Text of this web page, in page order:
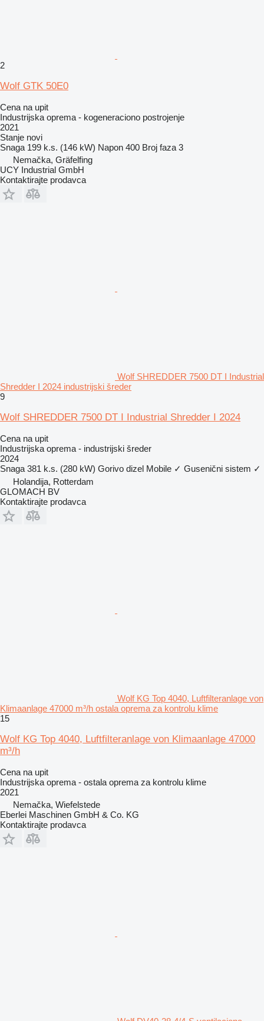
2
Wolf GTK 50E0
Cena na upit
Industrijska oprema - kogeneraciono postrojenje
2021
Stanje novi
Snaga 199 k.s. (146 kW) Napon 400 Broj faza 3
Nemačka, Gräfelfing
UCY Industrial GmbH
Kontaktirajte prodavca
Wolf SHREDDER 7500 DT I Industrial
Shredder I 2024 industrijski šreder
9
Wolf SHREDDER 7500 DT I Industrial Shredder I 2024
Cena na upit
Industrijska oprema - industrijski šreder
2024
Snaga 381 k.s. (280 kW) Gorivo dizel Mobile ✓ Gusenični sistem ✓
Holandija, Rotterdam
GLOMACH BV
Kontaktirajte prodavca
Wolf KG Top 4040, Luftfilteranlage von
Klimaanlage 47000 m³/h ostala oprema za kontrolu klime
15
Wolf KG Top 4040, Luftfilteranlage von Klimaanlage 47000
m³/h
Cena na upit
Industrijska oprema - ostala oprema za kontrolu klime
2021
Nemačka, Wiefelstede
Eberlei Maschinen GmbH & Co. KG
Kontaktirajte prodavca